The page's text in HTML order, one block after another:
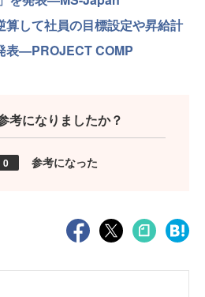
算して社員の目標設定や昇給計
表—PROJECT COMP
考になりましたか？
0 参考になった